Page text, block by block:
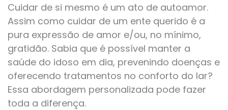
Cuidar de si mesmo é um ato de autoamor.
Assim como cuidar de um ente querido é a
pura expressão de amor e/ou, no mínimo,
gratidão. Sabia que é possível manter a
saúde do idoso em dia, prevenindo doenças e
oferecendo tratamentos no conforto do lar?
Essa abordagem personalizada pode fazer
toda a diferença.